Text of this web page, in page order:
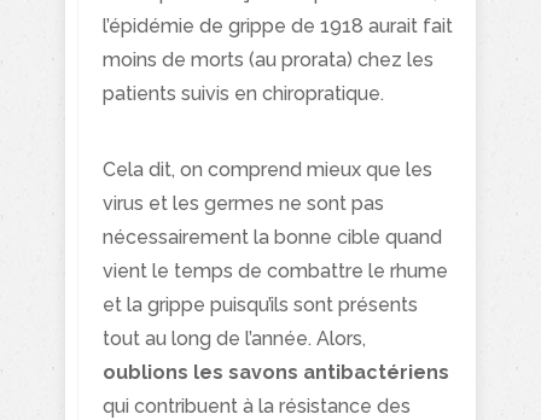
l’épidémie de grippe de 1918 aurait fait
moins de morts (au prorata) chez les
patients suivis en chiropratique.
Cela dit, on comprend mieux que les
virus et les germes ne sont pas
nécessairement la bonne cible quand
vient le temps de combattre le rhume
et la grippe puisqu’ils sont présents
tout au long de l’année. Alors,
oublions les savons antibactériens
qui contribuent à la résistance des